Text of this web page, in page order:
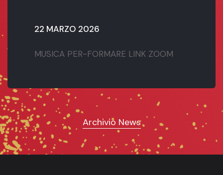
22 MARZO 2026
MUSICA PER-FORMARE LINK ZOOM
Archivio News